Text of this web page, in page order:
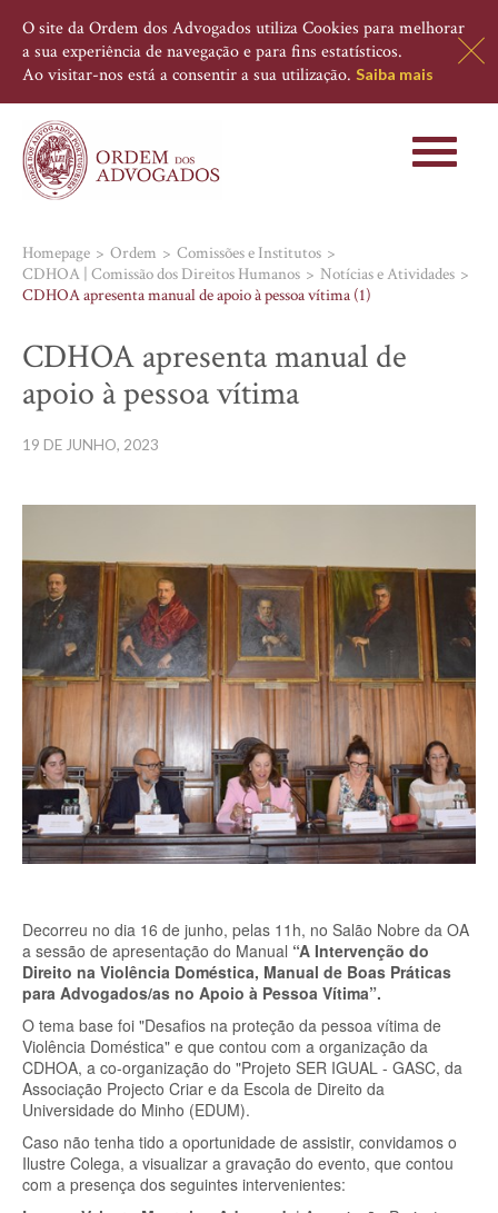
O site da Ordem dos Advogados utiliza Cookies para melhorar
a sua experiência de navegação e para fins estatísticos.
Ao visitar-nos está a consentir a sua utilização. Saiba mais
Toggle
Homepage Ordem
Comissões e Institutos
CDHOA | Comissão dos Direitos Humanos
Notícias e Atividades
CDHOA apresenta manual de apoio à pessoa vítima (1)
CDHOA apresenta manual de
apoio à pessoa vítima
19 DE JUNHO, 2023
Decorreu no dia 16 de junho, pelas 11h, no Salão Nobre da OA
a sessão de apresentação do Manual “A Intervenção do
Direito na Violência Doméstica, Manual de Boas Práticas
para Advogados/as no Apoio à Pessoa Vítima”.
O tema base foi "Desafios na proteção da pessoa vítima de
Violência Doméstica" e que contou com a organização da
CDHOA, a co-organização do "Projeto SER IGUAL - GASC, da
Associação Projecto Criar e da Escola de Direito da
Universidade do Minho (EDUM).
Caso não tenha tido a oportunidade de assistir, convidamos o
Ilustre Colega, a visualizar a gravação do evento, que contou
com a presença dos seguintes intervenientes: